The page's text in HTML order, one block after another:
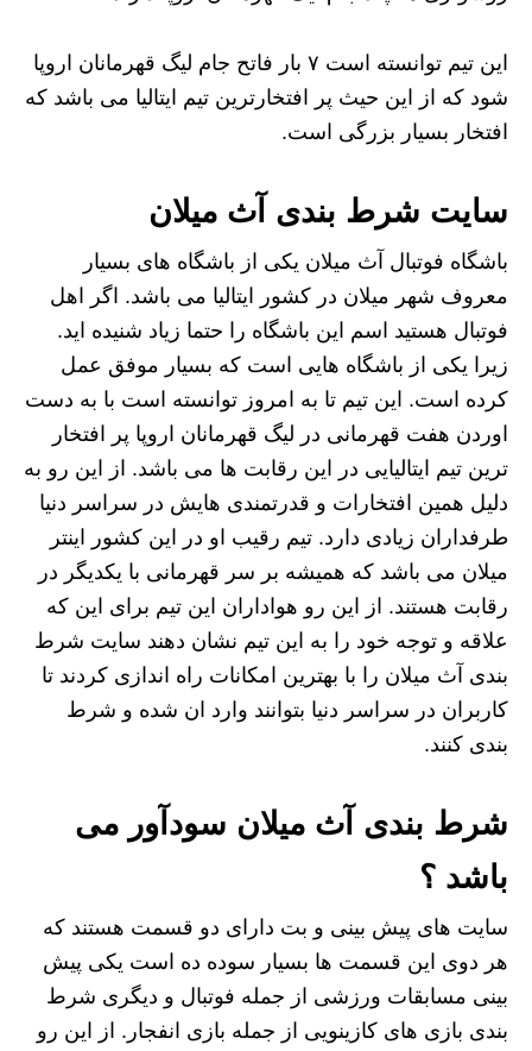
این تیم توانسته است ۷ بار فاتح جام لیگ قهرمانان اروپا
شود که از این حیث پر افتخارترین تیم ایتالیا می باشد که
افتخار بسیار بزرگی است.
سایت شرط بندی آث میلان
باشگاه فوتبال آث میلان یکی از باشگاه های بسیار
معروف شهر میلان در کشور ایتالیا می باشد. اگر اهل
فوتبال هستید اسم این باشگاه را حتما زیاد شنیده اید.
زیرا یکی از باشگاه هایی است که بسیار موفق عمل
کرده است. این تیم تا به امروز توانسته است با به دست
اوردن هفت قهرمانی در لیگ قهرمانان اروپا پر افتخار
ترین تیم ایتالیایی در این رقابت ها می باشد. از این رو به
دلیل همین افتخارات و قدرتمندی هایش در سراسر دنیا
طرفداران زیادی دارد. تیم رقیب او در این کشور اینتر
میلان می باشد که همیشه بر سر قهرمانی با یکدیگر در
رقابت هستند. از این رو هواداران این تیم برای این که
علاقه و توجه خود را به این تیم نشان دهند سایت شرط
بندی آث میلان را با بهترین امکانات راه اندازی کردند تا
کاربران در سراسر دنیا بتوانند وارد ان شده و شرط
بندی کنند.
شرط بندی آث میلان سودآور می
باشد ؟
سایت های پیش بینی و بت دارای دو قسمت هستند که
هر دوی این قسمت ها بسیار سوده ده است یکی پیش
بینی مسابقات ورزشی از جمله فوتبال و دیگری شرط
بندی بازی های کازینویی از جمله بازی انفجار. از این رو